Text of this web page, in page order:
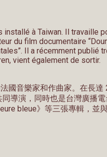
à Taiwan. Il
du film documentaire
Il a récemment publié
vient également de sortir.
國音樂家和作曲家。在長
導演，同時也是台灣廣播
bleue》等三張專輯，